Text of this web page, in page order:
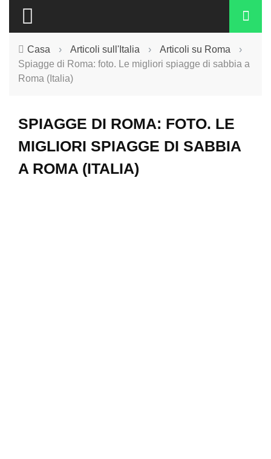
Casa › Articoli sull'Italia › Articoli su Roma
›
Spiagge di Roma: foto. Le migliori spiagge di sabbia a
Roma (Italia)
SPIAGGE DI ROMA: FOTO. LE
MIGLIORI SPIAGGE DI SABBIA
A ROMA (ITALIA)